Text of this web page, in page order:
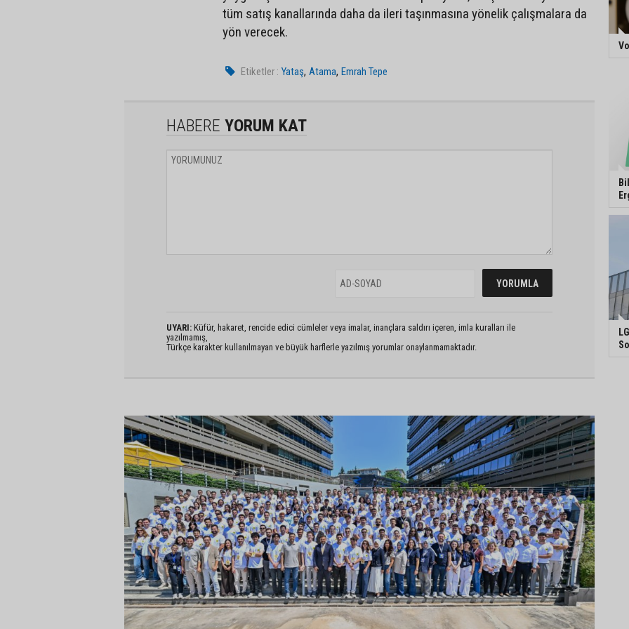
tüm satış kanallarında daha da ileri taşınmasına yönelik çalışmalara da
yön verecek.
Etiketler : Yataş,Atama,Emrah Tepe
HABERE YORUM KAT
UYARI: Küfür, hakaret, rencide edici cümleler veya imalar, inançlara saldırı içeren, imla kuralları ile
yazılmamış,
Türkçe karakter kullanılmayan ve büyük harflerle yazılmış yorumlar onaylanmamaktadır.